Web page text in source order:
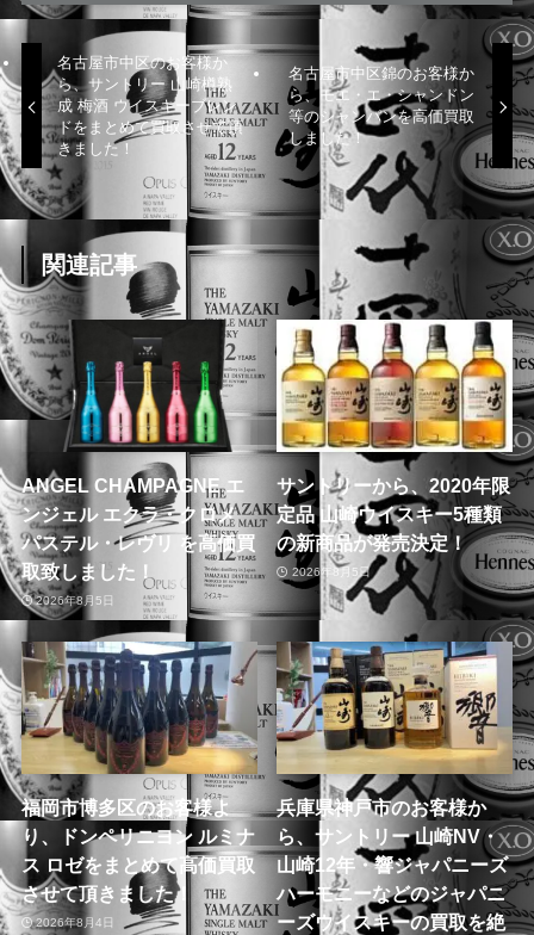
名古屋市中区のお客様か
ら、サントリー 山崎樽熟
成 梅酒 ウイスキーブレン
ドをまとめて買取させて頂
きました！
名古屋市中区錦のお客様か
ら、モエ・エ・シャンドン
等のシャンパンを高価買取
しました！
関連記事
ANGEL CHAMPAGNE エ
ンジェル エクラ・クロメ
パステル・レヴリ を高価買
取致しました！
2026年8月5日
サントリーから、2020年限
定品 山崎ウイスキー5種類
の新商品が発売決定！
2026年8月5日
福岡市博多区のお客様よ
り、ドンペリニヨン ルミナ
ス ロゼをまとめて高価買取
させて頂きました！
2026年8月4日
兵庫県神戸市のお客様か
ら、サントリー 山崎NV・
山崎12年・響ジャパニーズ
ハーモニーなどのジャパニ
ーズウイスキーの買取を絶